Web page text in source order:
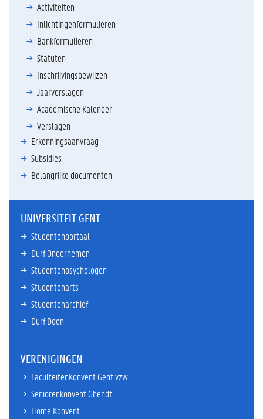
Activiteiten
Inlichtingenformulieren
Bankformulieren
Statuten
Inschrijvingsbewijzen
Jaarverslagen
Academische Kalender
Verslagen
Erkenningsaanvraag
Subsidies
Belangrijke documenten
UNIVERSITEIT GENT
Studentenportaal
Durf Ondernemen
Studentenpsychologen
Studentenarts
Studentenarchief
Durf Doen
VERENIGINGEN
FaculteitenKonvent Gent vzw
Seniorenkonvent Ghendt
Home Konvent